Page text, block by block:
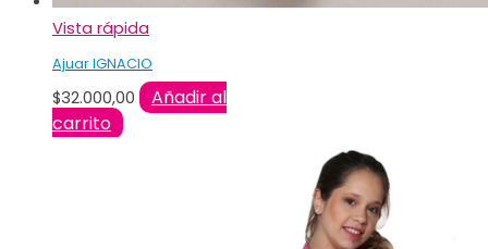
Vista rápida
Ajuar IGNACIO
$32.000,00
Añadir al
carrito